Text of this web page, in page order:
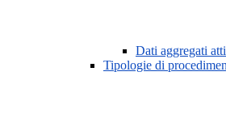
Dati aggregati
Tipologie di